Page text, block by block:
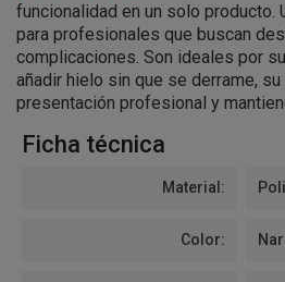
funcionalidad en un solo producto.
para profesionales que buscan
complicaciones. Son ideales por
añadir hielo sin que se derrame,
presentación profesional y
Ficha técnica
Material:
Color: